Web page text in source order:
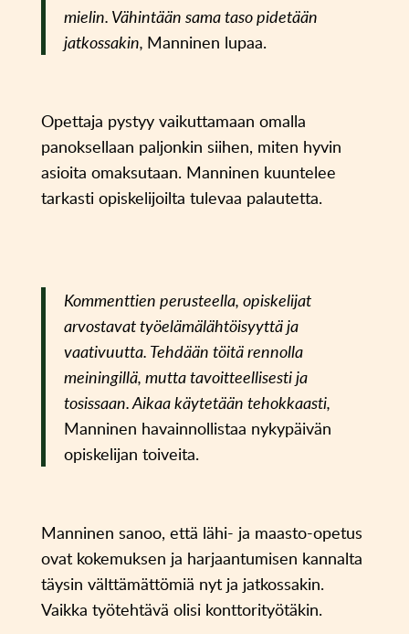
mielin. Vähintään sama taso pidetään
jatkossakin, Manninen lupaa.
Opettaja pystyy vaikuttamaan omalla
panoksellaan paljonkin siihen, miten hyvin
asioita omaksutaan. Manninen kuuntelee
tarkasti opiskelijoilta tulevaa palautetta.
Kommenttien perusteella, opiskelijat
arvostavat työelämälähtöisyyttä ja
vaativuutta. Tehdään töitä rennolla
meiningillä, mutta tavoitteellisesti ja
tosissaan. Aikaa käytetään tehokkaasti,
Manninen havainnollistaa nykypäivän
opiskelijan toiveita.
Manninen sanoo, että lähi- ja maasto-opetus
ovat kokemuksen ja harjaantumisen kannalta
täysin välttämättömiä nyt ja jatkossakin.
Vaikka työtehtävä olisi konttorityötäkin.